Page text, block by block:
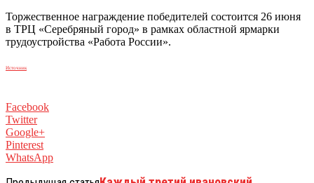
Торжественное награждение победителей состоится 26 июня
в ТРЦ «Серебряный город» в рамках областной ярмарки
трудоустройства «Работа России».
Источник
Facebook
Twitter
Google+
Pinterest
WhatsApp